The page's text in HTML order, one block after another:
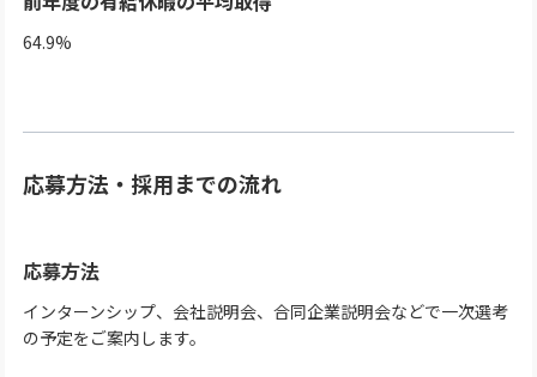
64.9%
応募方法・採用までの流れ
応募方法
インターンシップ、会社説明会、合同企業説明会などで一次選考
の予定をご案内します。